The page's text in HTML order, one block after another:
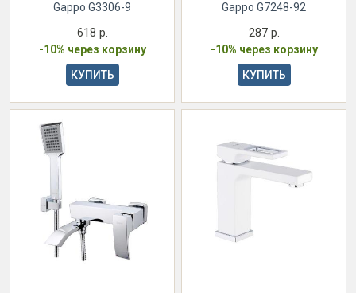
Gappo G3306-9
618 р.
-10% через корзину
КУПИТЬ
Gappo G7248-92
287 р.
-10% через корзину
КУПИТЬ